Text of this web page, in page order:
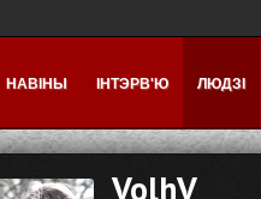
НАВІНЫ ІНТЭРВ'Ю ЛЮДЗІ
VolhV